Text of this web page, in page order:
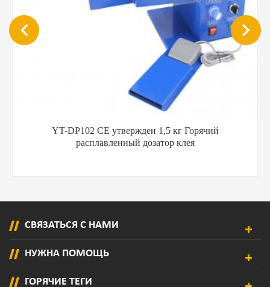
YT-DP102 CE утвержден 1,5 кг Горячий
расплавленный дозатор клея
СВЯЗАТЬСЯ С НАМИ
НУЖНА ПОМОЩЬ
ГОРЯЧИЕ ТЕГИ